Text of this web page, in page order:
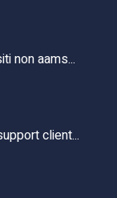
non aams...
client...